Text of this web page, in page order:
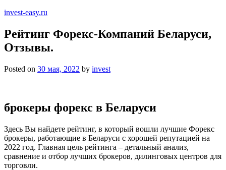
invest-easy.ru
Рейтинг Форекс-Компаний Беларуси,
Отзывы.
Posted on 30 мая, 2022 by invest
брокеры форекс в Беларуси
Здесь Вы найдете рейтинг, в который вошли лучшие Форекс
брокеры, работающие в Беларуси с хорошей репутацией на
2022 год. Главная цель рейтинга – детальный анализ,
сравнение и отбор лучших брокеров, дилинговых центров для
торговли.